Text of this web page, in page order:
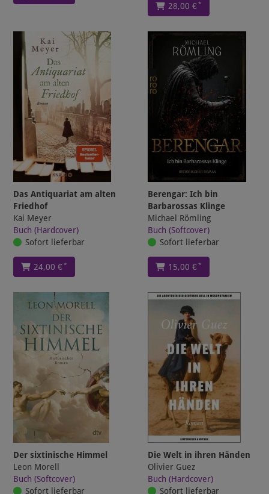
28,00 €*
Das Antiquariat am alten
Friedhof
Kai Meyer
Buch (Hardcover)
Sofort lieferbar
24,00 €*
Berengar: Ich bin
Barbarossas Klinge
Michael Römling
Buch (Softcover)
Sofort lieferbar
15,00 €*
Der sixtinische Himmel
Leon Morell
Buch (Softcover)
Sofort lieferbar
Die Welt in ihren Händen
Olivier Guez
Buch (Hardcover)
Sofort lieferbar